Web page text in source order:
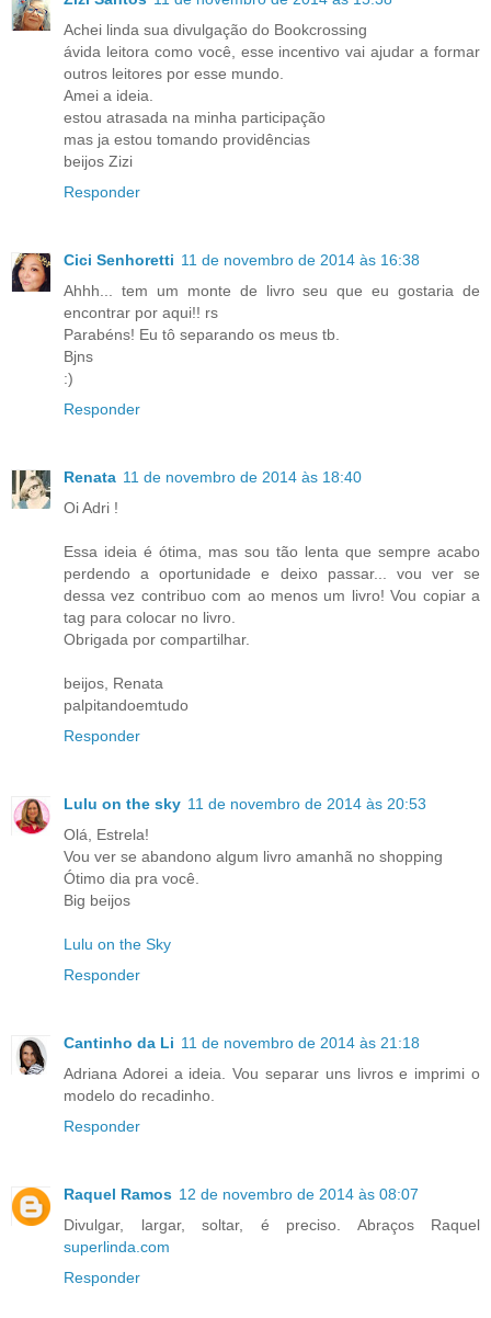
Achei linda sua divulgação do Bookcrossing
ávida leitora como você, esse incentivo vai ajudar a formar
outros leitores por esse mundo.
Amei a ideia.
estou atrasada na minha participação
mas ja estou tomando providências
beijos Zizi
Responder
Cici Senhoretti 11 de novembro de 2014 às 16:38
Ahhh... tem um monte de livro seu que eu gostaria de
encontrar por aqui!! rs
Parabéns! Eu tô separando os meus tb.
Bjns
:)
Responder
Renata 11 de novembro de 2014 às 18:40
Oi Adri !
Essa ideia é ótima, mas sou tão lenta que sempre acabo
perdendo a oportunidade e deixo passar... vou ver se
dessa vez contribuo com ao menos um livro! Vou copiar a
tag para colocar no livro.
Obrigada por compartilhar.
beijos, Renata
palpitandoemtudo
Responder
Lulu on the sky 11 de novembro de 2014 às 20:53
Olá, Estrela!
Vou ver se abandono algum livro amanhã no shopping
Ótimo dia pra você.
Big beijos
Lulu on the Sky
Responder
Cantinho da Li 11 de novembro de 2014 às 21:18
Adriana Adorei a ideia. Vou separar uns livros e imprimi o
modelo do recadinho.
Responder
Raquel Ramos 12 de novembro de 2014 às 08:07
Divulgar, largar, soltar, é preciso. Abraços Raquel
superlinda.com
Responder